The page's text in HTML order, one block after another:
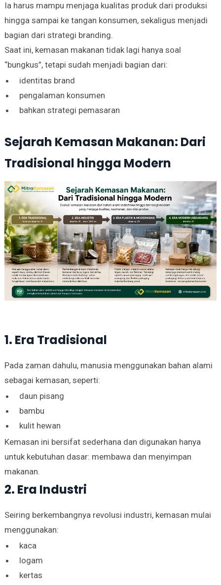
Ia harus mampu menjaga kualitas produk dari produksi
hingga sampai ke tangan konsumen, sekaligus menjadi
bagian dari strategi branding.
Saat ini, kemasan makanan tidak lagi hanya soal
“bungkus”, tetapi sudah menjadi bagian dari:
identitas brand
pengalaman konsumen
bahkan strategi pemasaran
Sejarah Kemasan Makanan: Dari
Tradisional hingga Modern
1. Era Tradisional
Pada zaman dahulu, manusia menggunakan bahan alami
sebagai kemasan, seperti:
daun pisang
bambu
kulit hewan
Kemasan ini bersifat sederhana dan digunakan hanya
untuk kebutuhan dasar: membawa dan menyimpan
makanan.
2. Era Industri
Seiring berkembangnya revolusi industri, kemasan mulai
menggunakan:
kaca
logam
kertas